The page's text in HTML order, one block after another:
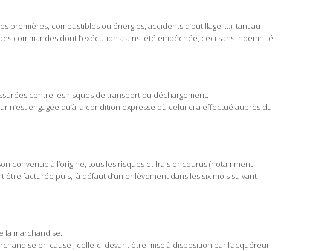
combustibles ou énergies, accidents d’outillage, …), tant au
commandes dont l’exécution a ainsi été empêchée, ceci sans indemnité
contre les risques de transport ou déchargement.
n’est engagée qu’à la condition expresse où celui-ci a effectué auprès du
convenue à l’origine, tous les risques et frais encourus (notamment
facturée puis, à défaut d’un enlèvement dans les six mois suivant
la marchandise.
en cause ; celle-ci devant être mise à disposition par l’acquéreur